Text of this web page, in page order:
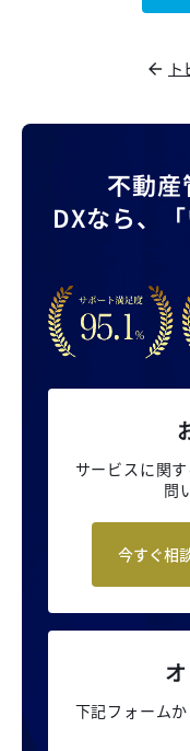
不動
DXなら、
サービスに関
問
今すぐ相
下記フォーム